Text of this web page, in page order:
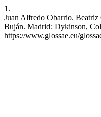
1.
Juan Alfredo Obarrio. Beatriz
Buján. Madrid: Dykinson,
https://www.glossae.eu/